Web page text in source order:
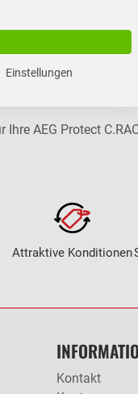
Ihre AEG Protect
Attraktive Konditionen
Kontakt
Einstellungen